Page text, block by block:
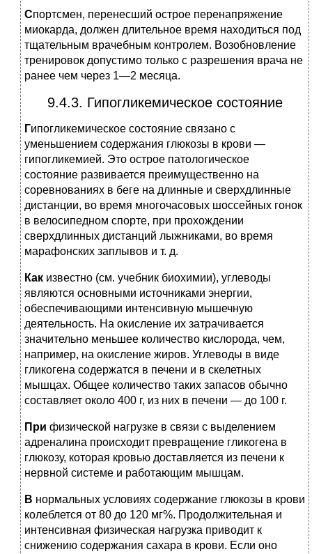
Спортсмен, перенесший острое перенапряжение
миокарда, должен длительное время находиться под
тщательным врачебным контролем. Возобновление
тренировок допустимо только с разрешения врача не
ранее чем через 1—2 месяца.
9.4.3. Гипогликемическое состояние
Гипогликемическое состояние связано с
уменьшением содержания глюкозы в крови —
гипогликемией. Это острое патологическое
состояние развивается преимущественно на
соревнованиях в беге на длинные и сверхдлинные
дистанции, во время многочасовых шоссейных гонок
в велосипедном спорте, при прохождении
сверхдлинных дистанций лыжниками, во время
марафонских заплывов и т. д.
Как известно (см. учебник биохимии), углеводы
являются основными источниками энергии,
обеспечивающими интенсивную мышечную
деятельность. На окисление их затрачивается
значительно меньшее количество кислорода, чем,
например, на окисление жиров. Углеводы в виде
гликогена содержатся в печени и в скелетных
мышцах. Общее количество таких запасов обычно
составляет около 400 г, из них в печени — до 100 г.
При физической нагрузке в связи с выделением
адреналина происходит превращение гликогена в
глюкозу, которая кровью доставляется из печени к
нервной системе и работающим мышцам.
В нормальных условиях содержание глюкозы в крови
колеблется от 80 до 120 мг%. Продолжительная и
интенсивная физическая нагрузка приводит к
снижению содержания сахара в крови. Если оно